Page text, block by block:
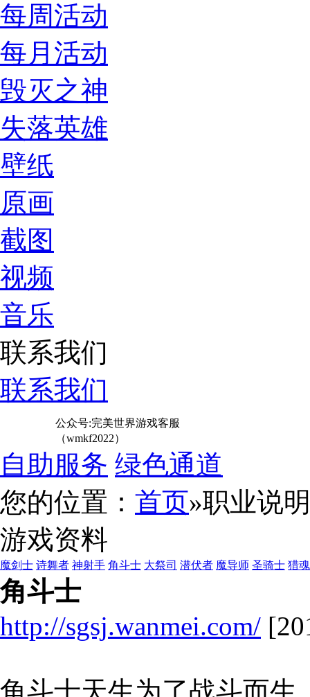
每周活动
每月活动
毁灭之神
失落英雄
壁纸
原画
截图
视频
音乐
联系我们
联系我们
公众号:完美世界游戏客服
（wmkf2022）
自助服务 绿色通道
您的位置： 首页»职业说明
游戏资料
魔剑士 诗舞者 神射手 角斗士 大祭司 潜伏者 魔导师 圣骑士 猎
角斗士
http://sgsj.wanmei.com/